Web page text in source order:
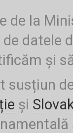
de la
datele
și
susțiun
și